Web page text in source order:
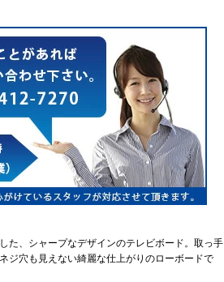
た、シャープなデザインのテレビボード。取っ手
ジ穴も見えない綺麗な仕上がりのローボードで